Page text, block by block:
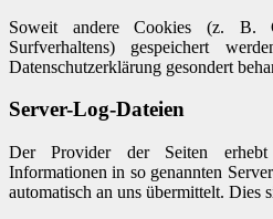
Soweit andere Cookies (z. B.
Surfverhaltens) gespeichert
Datenschutzerklärung gesondert
Server-Log-Dateien
Der Provider der Seiten erhebt
Informationen in so genannten
automatisch an uns übermittelt. Dies